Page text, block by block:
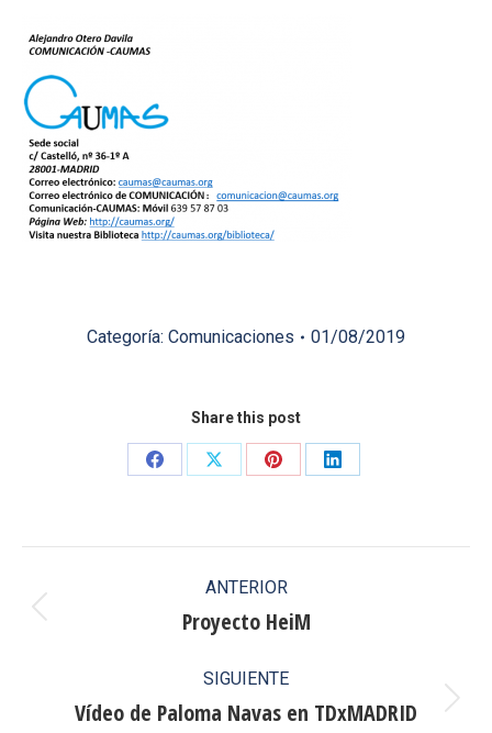
Categoría: Comunicaciones 01/08/2019
Share this post
Share
Share
Share
Share
entre
publicaciones
ANTERIOR
Publicación
Proyecto HeiM
SIGUIENTE
Publicación
Vídeo de Paloma Navas en TDxMADRID